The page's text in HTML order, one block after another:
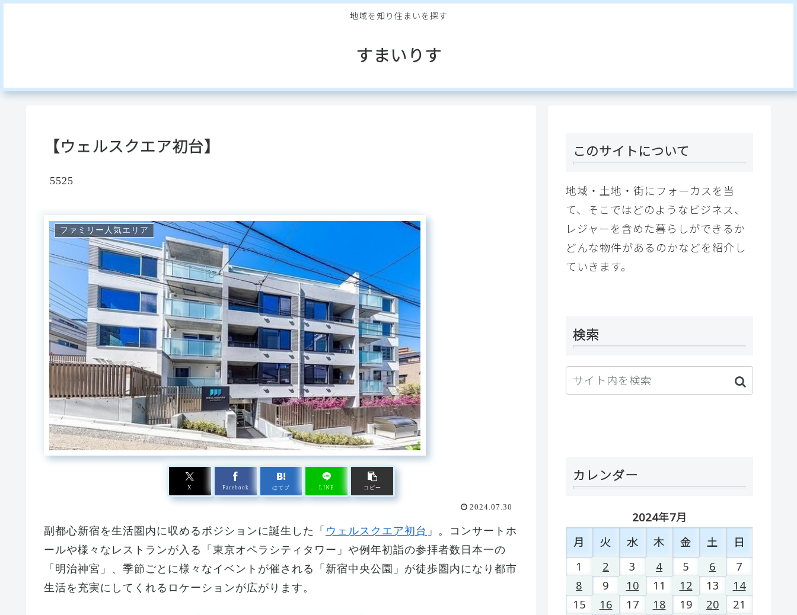
地域を知り住まいを探す
すまいりす
【ウェルスクエア初台】
5525
ファミリー人気エリア
X Facebook はてブ LINE コピー
2024.07.30
副都心新宿を生活圏内に収めるポジションに誕生した「 ウェルスクエア初台 」。コンサートホ
ールや様々なレストランが入る「東京オペラシティタワー」や例年初詣の参拝者数日本一の
「明治神宮」、季節ごとに様々なイベントが催される「新宿中央公園」が徒歩圏内になり都市
生活を充実にしてくれるロケーションが広がります。
このサイトについて
地域・土地・街にフォーカスを当
て、そこではどのようなビジネス、
レジャーを含めた暮らしができるか
どんな物件があるのかなどを紹介し
ていきます。
検索
カレンダー
2024年7月
月
火 水 木 金 土
日
1
2 3 4 5 6
7
8
9 10 11 12 13
14
15
16 17 18 19 20
21